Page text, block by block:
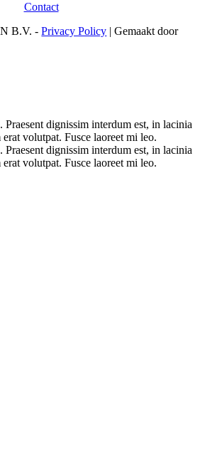
Contact
B.V. -Privacy Policy | Gemaakt door
Praesent dignissim interdum est, in lacinia
volutpat. Fusce laoreet mi leo.
Praesent dignissim interdum est, in lacinia
volutpat. Fusce laoreet mi leo.